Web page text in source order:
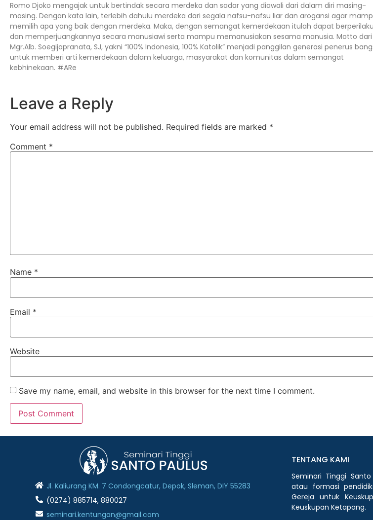
Romo Djoko mengajak untuk bertindak secara merdeka dan sadar yang diawali dari dalam diri masing-
masing. Dengan kata lain, terlebih dahulu merdeka dari segala nafsu-nafsu liar dan arogansi agar
memilih apa yang baik dengan merdeka. Maka, dengan semangat kemerdekaan itulah dapat berperilaku
dan memperjuangkannya secara manusiawi serta mampu memanusiakan sesama manusia. Motto dari
Mgr.Alb. Soegijapranata, SJ, yakni “100% Indonesia, 100% Katolik” menjadi panggilan generasi penerus
untuk memberi arti kemerdekaan dalam keluarga, masyarakat dan komunitas dalam semangat
kebhinekaan. #ARe
Leave a Reply
Your email address will not be published. Required fields are marked *
Comment *
Name *
Email *
Website
Save my name, email, and website in this browser for the next time I comment.
Jl. Kaliurang KM. 7 Condongcatur, Depok, Sleman, DIY 55283
(0274) 885714, 880027
seminari.kentungan@gmail.com
TENTANG KAMI
Seminari Tinggi
atau formasi
Gereja untuk
Keuskupan Ketapang.